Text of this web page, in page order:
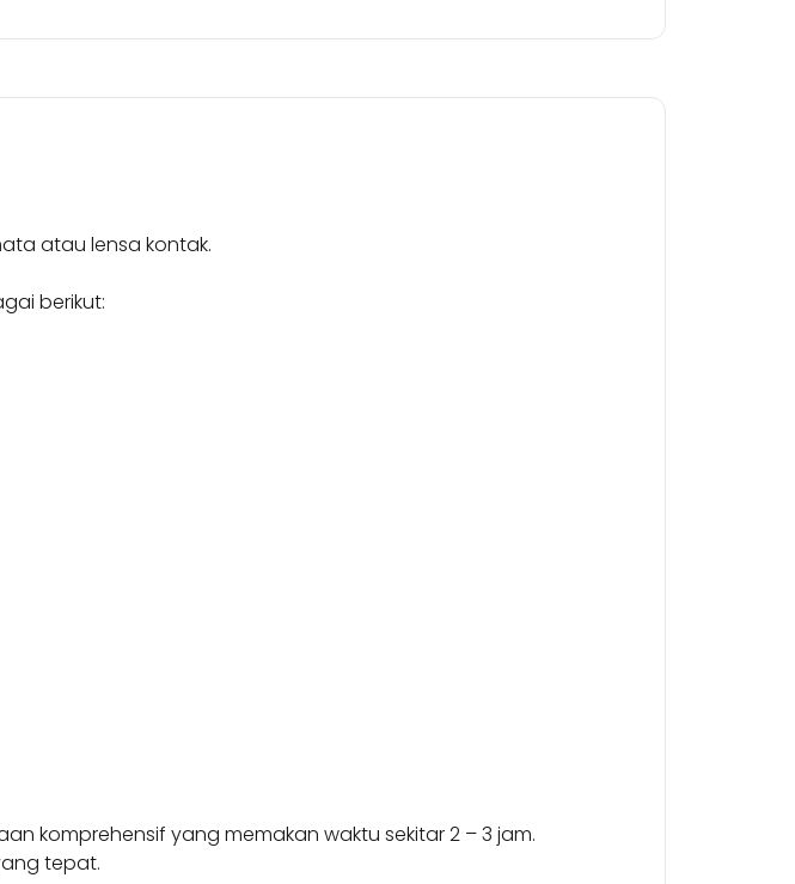
atau lensa kontak.
berikut:
komprehensif yang memakan waktu sekitar 2 – 3 jam.
tepat.